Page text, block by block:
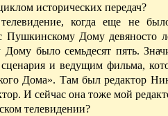
исторических передач?
когда еще не было
Пушкинскому Дому девяносто
Дому было семьдесят пять.
и ведущим фильма,
Дома». Там был редактор
И сейчас она тоже мой
телевидении?